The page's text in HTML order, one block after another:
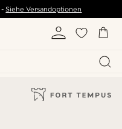
- Siehe Versandoptionen